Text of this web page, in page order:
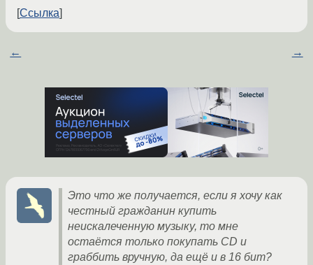
Ссылка
← →
Это что же получается, если я хочу как
честный гражданин купить
неискалеченную музыку, то мне
остаётся только покупать CD и
граббить вручную, да ещё и в 16 бит?